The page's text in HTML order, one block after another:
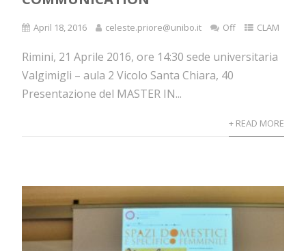
April 18, 2016 celeste.priore@unibo.it Off CLAM
Rimini, 21 Aprile 2016, ore 14:30 sede universitaria
Valgimigli – aula 2 Vicolo Santa Chiara, 40
Presentazione del MASTER IN...
+ READ MORE